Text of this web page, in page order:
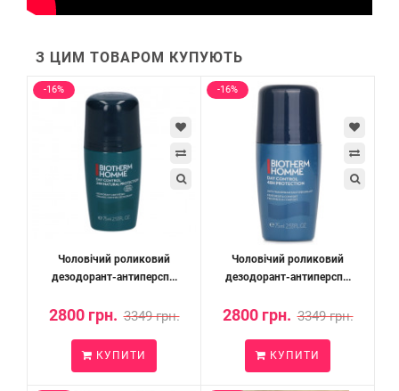
З ЦИМ ТОВАРОМ КУПУЮТЬ
-16%
Чоловічий роликовий
дезодорант-антиперсп...
2800 грн. 3349 грн.
КУПИТИ
-16%
Чоловічий роликовий
дезодорант-антиперсп...
2800 грн. 3349 грн.
КУПИТИ